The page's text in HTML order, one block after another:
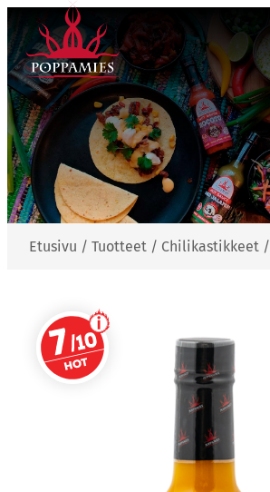
Siirry
sisältöön
Etusivu / Tuotteet / Chilikastikkeet /